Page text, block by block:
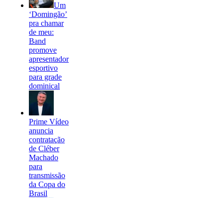
Um
‘Domingão’
pra chamar
de meu:
Band
promove
apresentador
esportivo
para grade
dominical
Prime Vídeo
anuncia
contratação
de Cléber
Machado
para
transmissão
da Copa do
Brasil